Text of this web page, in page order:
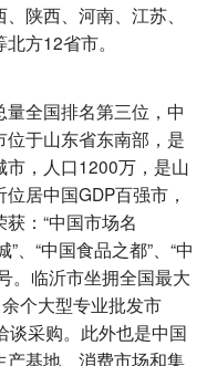
陕西、河南、江苏、
方12省市。
全国排名第三位，中
于山东省东南部，是
，人口1200万，是山
居中国GDP百强市，
：“中国市场名
、“中国食品之都”、“中
。临沂市坐拥全国最大
个大型专业批发市
谈采购。此外也是中国
基地、消费市场和集